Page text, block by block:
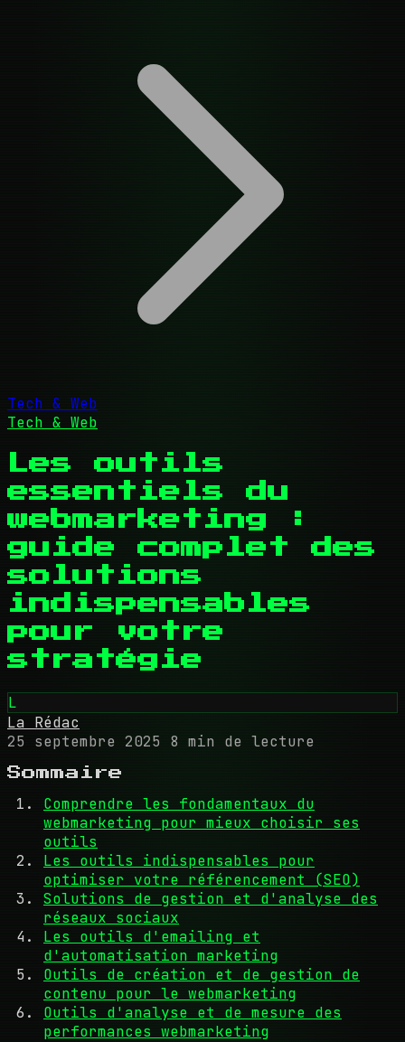
Tech & Web
Tech & Web
Les outils
essentiels du
webmarketing :
guide complet des
solutions
indispensables
pour votre
stratégie
L
La Rédac
25 septembre 2025
8 min de lecture
Sommaire
Comprendre les fondamentaux du
webmarketing pour mieux choisir ses
outils
Les outils indispensables pour
optimiser votre référencement (SEO)
Solutions de gestion et d'analyse des
réseaux sociaux
Les outils d'emailing et
d'automatisation marketing
Outils de création et de gestion de
contenu pour le webmarketing
Outils d'analyse et de mesure des
performances webmarketing